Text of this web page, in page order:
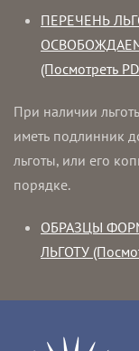
ПЕРЕЧЕНЬ
(Посмотреть
При наличии
иметь подлинник
льготы, или его
порядке.
ОБРАЗЦЫ
ЛЬГОТУ